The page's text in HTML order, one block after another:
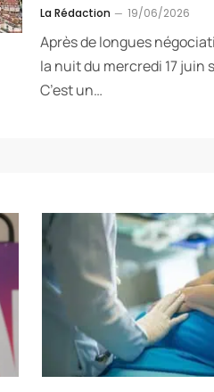
La Rédaction 19/06/2026
Après de longues
la nuit du mercredi 17 juin
C’est un…